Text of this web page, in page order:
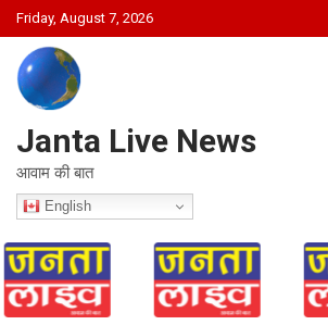
Skip
to
content
Friday, August 7, 2026
Janta Live News
आवाम की बात
English